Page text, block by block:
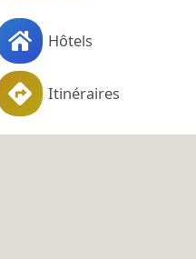
Hôtels
Itinéraires